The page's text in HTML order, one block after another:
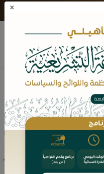
مجموعة باحثين
نبذه عن المؤلف
×